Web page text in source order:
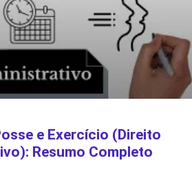
e Exercício (Direito
Resumo Completo